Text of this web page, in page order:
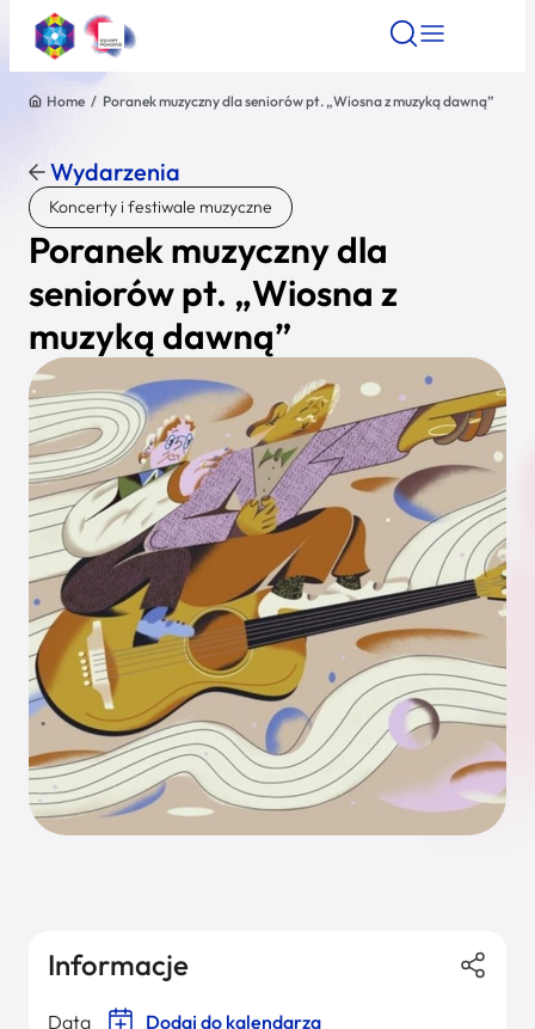
Znajdź atrakcję
Nazwa atrakcji
Miasto
Kategoria
Wyszukaj
Home / Poranek muzyczny dla seniorów pt. „Wiosna z muzyką dawną”
Wydarzenia
Koncerty i festiwale muzyczne
Poranek muzyczny dla
seniorów pt. „Wiosna z
muzyką dawną”
Informacje
Data Dodaj do kalendarza